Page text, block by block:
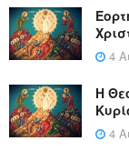
4
Η
4